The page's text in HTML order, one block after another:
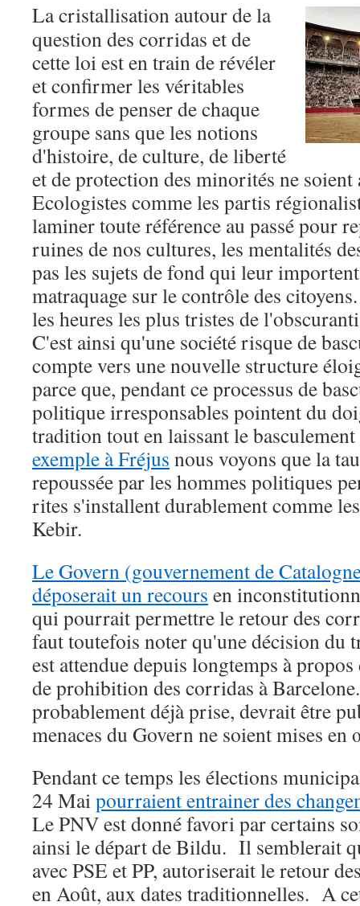
La cristallisation autour de la
question des corridas et de
cette loi est en train de révéler
et confirmer les véritables
formes de penser de chaque
groupe sans que les notions
d'histoire, de culture, de liberté
et de protection des minorités ne
Ecologistes comme les partis
laminer toute référence au passé pour
ruines de nos cultures, les mentalités
pas les sujets de fond qui leur
matraquage sur le contrôle des
les heures les plus tristes de
C'est ainsi qu'une société risque de
compte vers une nouvelle structure
parce que, pendant ce processus de
politique irresponsables pointent du
tradition tout en laissant le
exemple à Fréjus nous voyons que la
repoussée par les hommes politiques
rites s'installent durablement comme
Kebir.
Le Govern (gouvernement de
déposerait un recours en
qui pourrait permettre le retour des
faut toutefois noter qu'une décision du
est attendue depuis longtemps à
de prohibition des corridas à
probablement déjà prise, devrait être
menaces du Govern ne soient mises en
Pendant ce temps les élections
24 Maipourraient entrainer des
Le PNV est donné favori par certains
ainsi le départ de Bildu. Il semblerait
avec PSE et PP, autoriserait le retour
en Août, aux dates traditionnelles. A